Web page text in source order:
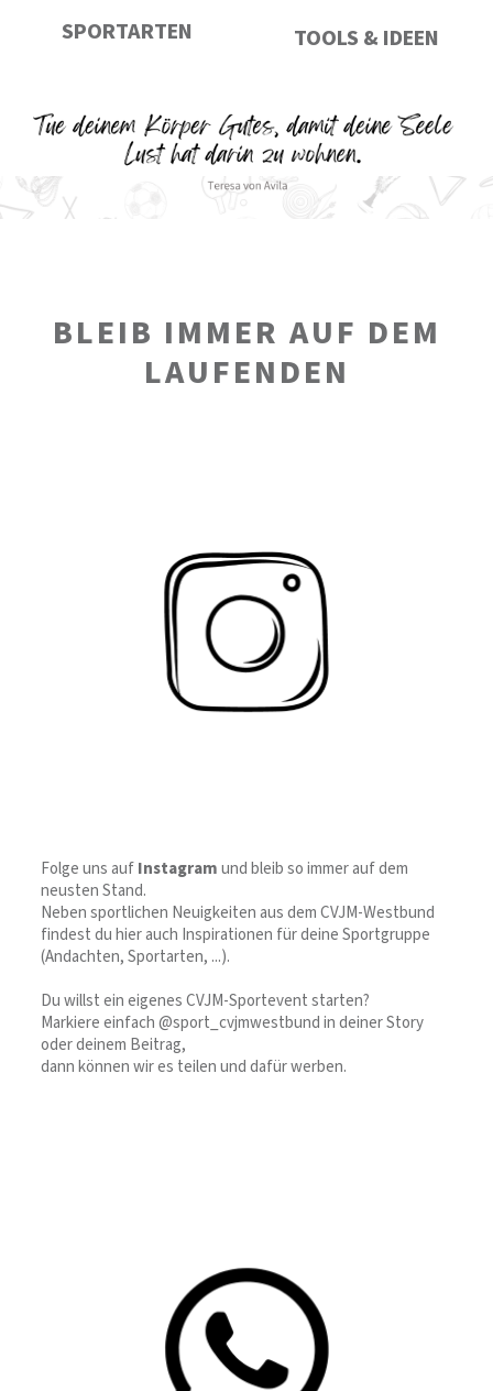
SPORTARTEN TOOLS & IDEEN
BLEIB IMMER AUF DEM
LAUFENDEN
Folge uns aufInstagramund bleib so immer auf dem
neusten Stand.
Neben sportlichen Neuigkeiten aus dem CVJM-Westbund
findest du hier auch Inspirationen für deine Sportgruppe
(Andachten, Sportarten, ...).
Du willst ein eigenes CVJM-Sportevent starten?
Markiere einfach @sport_cvjmwestbund in deiner Story
oder deinem Beitrag,
dann können wir es teilen und dafür werben.